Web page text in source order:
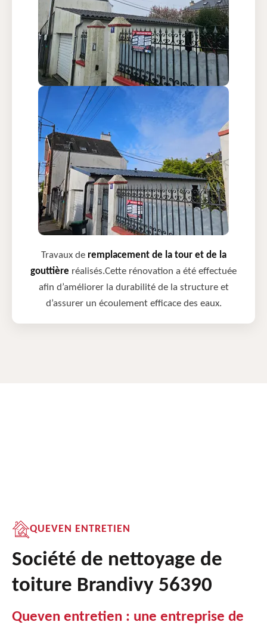
Travaux de remplacement de la tour et de la
gouttière réalisés.Cette rénovation a été effectuée
afin d’améliorer la durabilité de la structure et
d’assurer un écoulement efficace des eaux.
QUEVEN ENTRETIEN
Société de nettoyage de
toiture Brandivy 56390
Queven entretien : une entreprise de